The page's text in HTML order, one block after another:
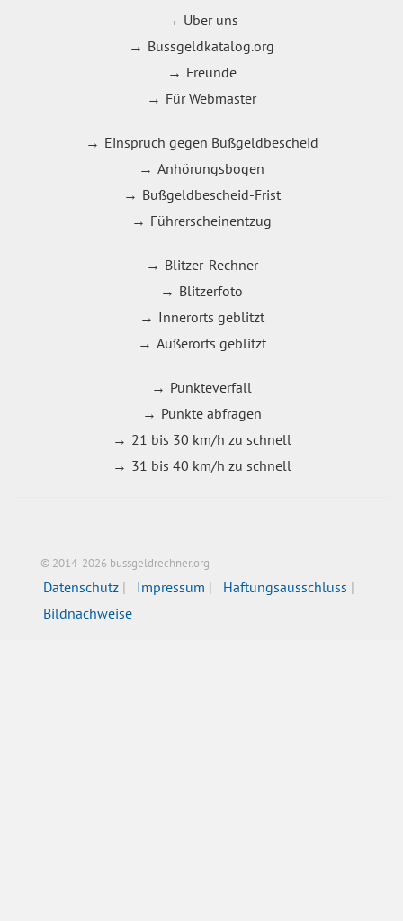
Über uns
Bussgeldkatalog.org
Freunde
Für Webmaster
Einspruch gegen Bußgeldbescheid
Anhörungsbogen
Bußgeldbescheid-Frist
Führerscheinentzug
Blitzer-Rechner
Blitzerfoto
Innerorts geblitzt
Außerorts geblitzt
Punkteverfall
Punkte abfragen
21 bis 30 km/h zu schnell
31 bis 40 km/h zu schnell
© 2014-2026 bussgeldrechner.org
Datenschutz Impressum
Haftungsausschluss
Bildnachweise